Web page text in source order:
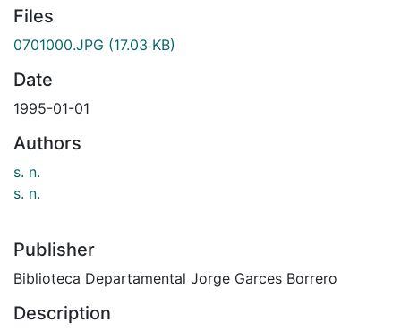
Files
0701000.JPG (17.03 KB)
Date
1995-01-01
Authors
s. n.
s. n.
Publisher
Biblioteca Departamental Jorge Garces Borrero
Description